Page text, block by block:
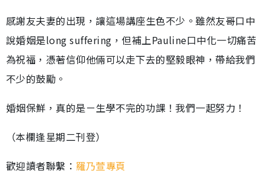
感謝友夫妻的出現，讓這場講座生色不少。雖然友哥口中
說婚姻是long suffering，但補上Pauline口中化一切痛苦
為祝福，憑著信仰他倆可以走下去的堅毅眼神，帶給我們
不少的鼓勵。
婚姻保鮮，真的是ㄧ生學不完的功課！我們一起努力！
（本欄逢星期二刊登）
歡迎讀者聯繫： 羅乃萱專頁